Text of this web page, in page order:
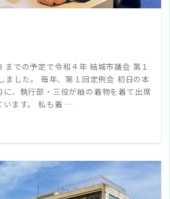
での予定で令和４年 結城市議会 第１
ました。 毎年、第１回定例会 初日の本
、執行部・三役が紬の着物を着て出席
います。 私も着 …